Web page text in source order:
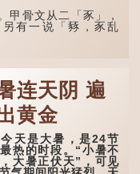
骨文从二「豕」，
有一说「豩，豕乱
连天阴 遍
黄金
是大暑，是24节
热的时段。“小暑不
大暑正伏天”，可见